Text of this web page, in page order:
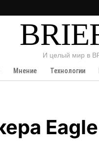
И целый мир в
Мнение Технологии